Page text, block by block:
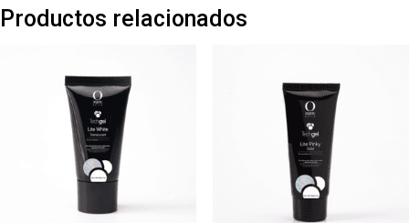
Productos relacionados